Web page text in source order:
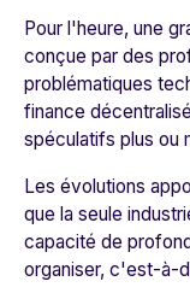
Pour l'heure, une
conçue par des
problématiques
finance
spéculatifs plus ou
Les évolutions
que la seule
capacité de
organiser, c'est-à-